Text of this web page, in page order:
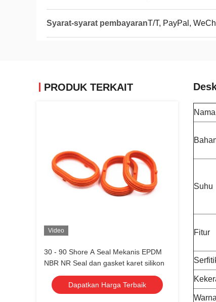
Syarat-syarat pembayaranT/T, PayPal,
PRODUK TERKAIT
Video
30 - 90 Shore A Seal Mekanis EPDM
NBR NR Seal dan gasket karet silikon
Dapatkan Harga Terbaik
Suhu
Fitur
Warna